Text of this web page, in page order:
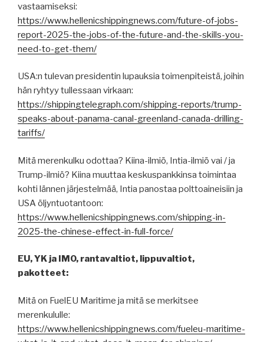
vastaamiseksi:
https://www.hellenicshippingnews.com/future-of-jobs-
report-2025-the-jobs-of-the-future-and-the-skills-you-
need-to-get-them/
USA:n tulevan presidentin lupauksia toimenpiteistä, joihin
hän ryhtyy tullessaan virkaan:
https://shippingtelegraph.com/shipping-reports/trump-
speaks-about-panama-canal-greenland-canada-drilling-
tariffs/
Mitä merenkulku odottaa? Kiina-ilmiö, Intia-ilmiö vai / ja
Trump-ilmiö? Kiina muuttaa keskuspankkinsa toimintaa
kohti lännen järjestelmää, Intia panostaa polttoaineisiin ja
USA öljyntuotantoon:
https://www.hellenicshippingnews.com/shipping-in-
2025-the-chinese-effect-in-full-force/
EU, YK ja IMO, rantavaltiot, lippuvaltiot,
pakotteet:
Mitä on FuelEU Maritime ja mitä se merkitsee
merenkululle:
https://www.hellenicshippingnews.com/fueleu-maritime-